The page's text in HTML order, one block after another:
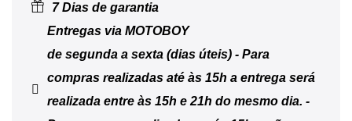
7 Dias de garantia
Entregas via MOTOBOY
de segunda a sexta (dias úteis) - Para
compras realizadas até às 15h a entrega será
realizada entre às 15h e 21h do mesmo dia. -